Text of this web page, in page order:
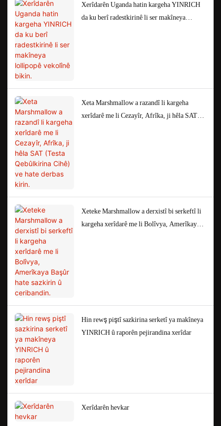
Xerîdarên Uganda hatin kargeha YINRICH
da ku berî radestkirinê li ser makîneya
Xeta Marshmallow a razandî li kargeha
xerîdarê me li Cezayîr, Afrîka, ji hêla SAT
Xeteke Marshmallow a derxistî bi serkeftî li
kargeha xerîdarê me li Bolîvya, Amerîkaya
Hin rewş piştî sazkirina serketî ya makîneya
YINRICH û raporên pejirandina xerîdar
Xerîdarên hevkar